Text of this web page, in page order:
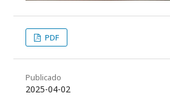
PDF
Publicado
2025-04-02